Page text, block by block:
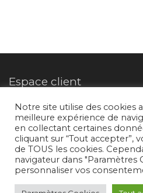
Espace client
Mon compte
Suivez-nous
Notre site utilise des cookies
meilleure expérience de
en collectant certaines
cliquant sur “Tout accepter”,
de TOUS les cookies.
navigateur dans "Paramètres
personnaliser vos